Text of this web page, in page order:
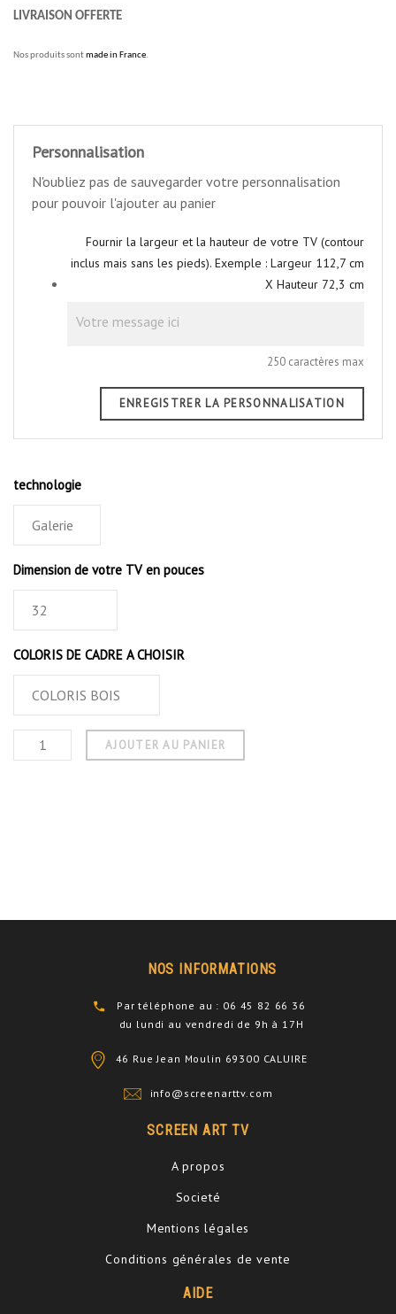
LIVRAISON OFFERTE
Nos produits sontmade in France.
Personnalisation
N'oubliez pas de sauvegarder votre personnalisation
pour pouvoir l'ajouter au panier
Fournir la largeur et la hauteur de votre TV (contour
inclus mais sans les pieds). Exemple : Largeur 112,7 cm
X Hauteur 72,3 cm
250 caractères max
ENREGISTRER LA PERSONNALISATION
technologie
Dimension de votre TV en pouces
COLORIS DE CADRE A CHOISIR
AJOUTER AU PANIER
NOS INFORMATIONS
Par téléphone au : 06 45 82 66 36
du lundi au vendredi de 9h à 17H
46 Rue Jean Moulin 69300 CALUIRE
info@screenarttv.com
SCREEN ART TV
A propos
Societé
Mentions légales
Conditions générales de vente
AIDE